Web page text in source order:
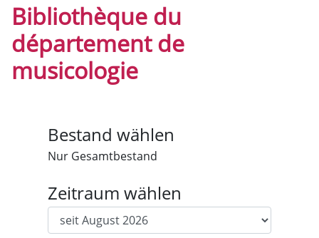
Bibliothèque du
département de
musicologie
Bestand wählen
Nur Gesamtbestand
Zeitraum wählen